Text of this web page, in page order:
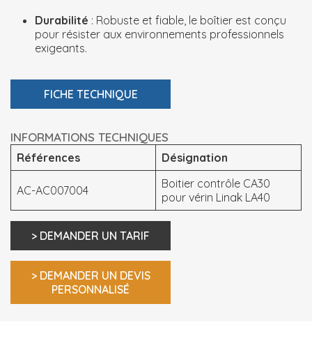
Durabilité : Robuste et fiable, le boîtier est conçu
pour résister aux environnements professionnels
exigeants.
FICHE TECHNIQUE
INFORMATIONS TECHNIQUES
Références Désignation
AC-AC007004
Boitier contrôle CA30
pour vérin Linak LA40
> DEMANDER UN TARIF
> DEMANDER UN DEVIS
PERSONNALISÉ